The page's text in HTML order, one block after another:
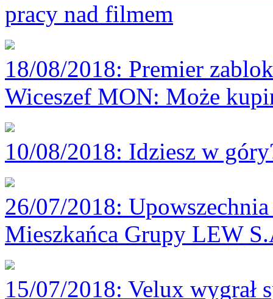
pracy nad filmem
18/08/2018: Premier
Wiceszef MON: Może
10/08/2018: Idziesz w
26/07/2018:
Mieszkańca Grupy LEW
15/07/2018: Velux wygrał